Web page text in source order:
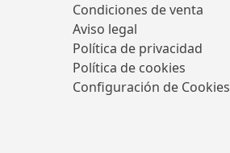
Condiciones de venta
Aviso legal
Política de privacidad
Política de cookies
Configuración de Cookies